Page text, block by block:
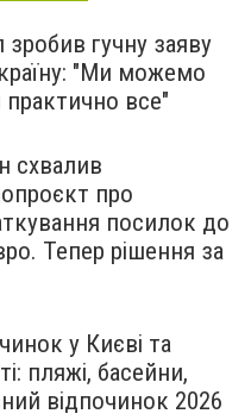
зробив гучну заяву
"Ми можемо
практично все"
схвалив
про
посилок до
Тепер рішення за
у Києві та
пляжі, басейни,
відпочинок 2026